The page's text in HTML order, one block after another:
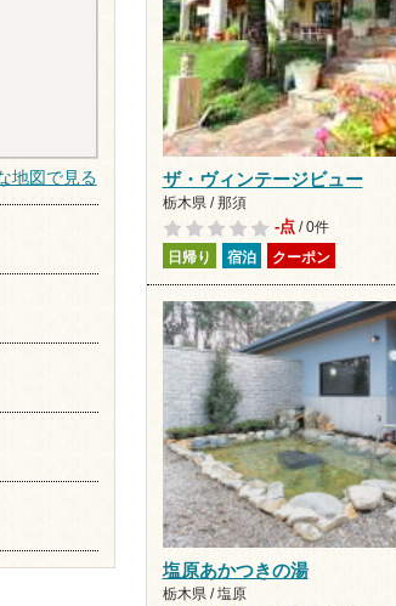
地図で見る ザ・ヴィンテージビュー
栃木県 / 那須
-点/ 0件
日帰り 宿泊 クーポン
塩原あかつきの湯
栃木県 / 塩原